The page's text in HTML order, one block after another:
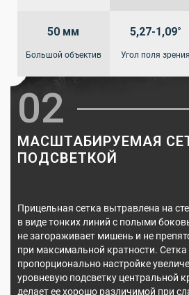
50 мм
Большой объектив
5,27-1,09°
Угол поля зрения
02
МАСШТАБИРУЕМАЯ
ПОДСВЕТКОЙ
Прицельная сетка вытравлена на
в виде тонких линий с полыми
не загораживает мишень и не
при максимальной кратности. Сетка
пропорционально настройке
уровневую подсветку центральной
делает ее хорошо различимой при